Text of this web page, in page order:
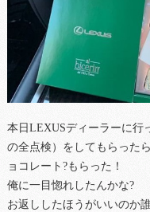
本日LEXUSディーラーに行
の全点検）をしてもらった
ョコレート?もらった！
俺に一目惚れしたんかな?
お返ししたほうがいいのか